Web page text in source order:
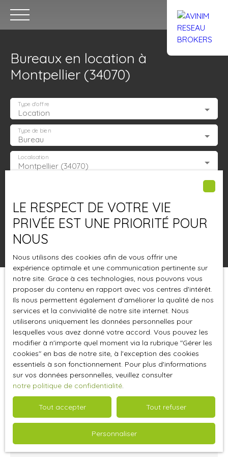
Accueil Acheter Trouver un
Estimation
Bureaux en location à
Montpellier (34070)
Location
Type d'offre
Bureau
Type de bien
Montpellier (34070)
Localisation
Surface min (m²)
Pertinence
Trier par Créer une alerte
LE RESPECT DE VOTRE VIE
PRIVÉE EST UNE PRIORITÉ POUR
NOUS
Nous utilisons des cookies afin de vous offrir une
expérience optimale et une communication pertinente sur
notre site. Grace à ces technologies, nous pouvons vous
proposer du contenu en rapport avec vos centres d'intérêt.
Ils nous permettent également d'améliorer la qualité de nos
services et la convivialité de notre site internet. Nous
utiliserons uniquement les données personnelles pour
lesquelles vous avez donné votre accord. Vous pouvez les
modifier à n'importe quel moment via la rubrique ″Gérer les
cookies″ en bas de notre site, à l'exception des cookies
essentiels à son fonctionnement. Pour plus d'informations
sur vos données personnelles, veuillez consulter
notre politique de confidentialité.
Tout accepter Tout refuser
Personnaliser